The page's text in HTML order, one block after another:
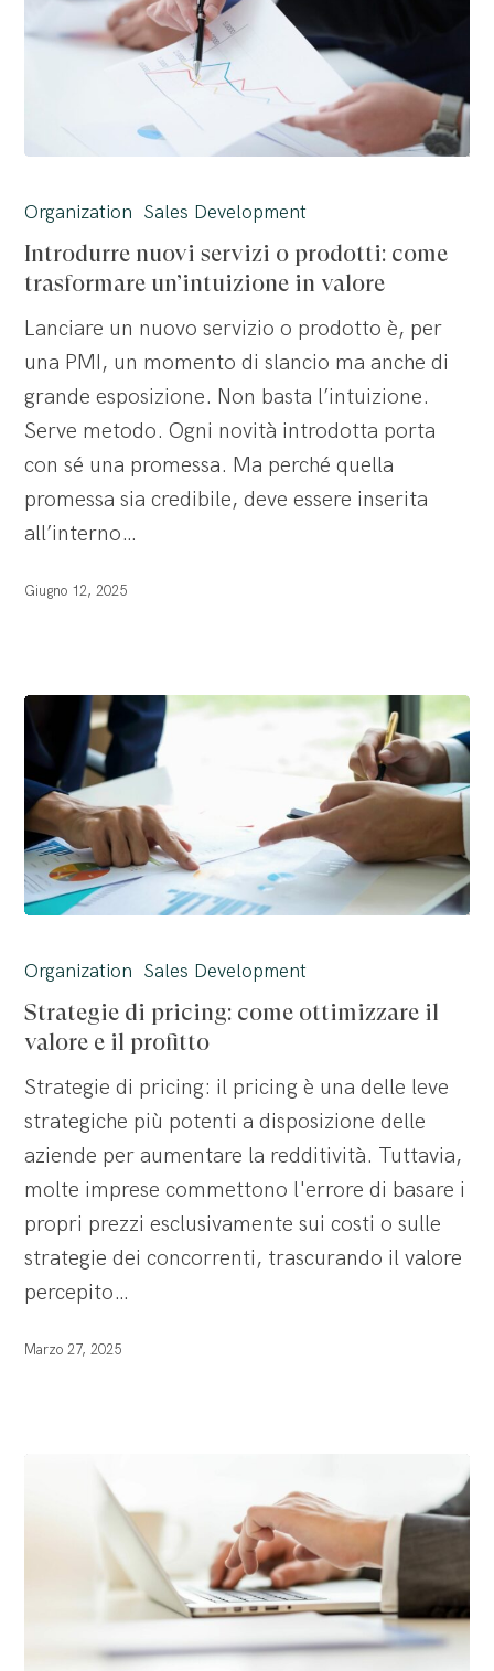
nuovi
servizi
o
come
trasformare
un’intuizione
in
valore
Organization Sales Development
Introdurre nuovi servizi o prodotti: come
trasformare un’intuizione in valore
Lanciare un nuovo servizio o prodotto è, per
una PMI, un momento di slancio ma anche di
grande esposizione. Non basta l’intuizione.
Serve metodo. Ogni novità introdotta porta
con sé una promessa. Ma perché quella
promessa sia credibile, deve essere inserita
all’interno…
Giugno 12, 2025
di
pricing:
come
il
valore
e
il
profitto
Organization Sales Development
Strategie di pricing: come ottimizzare il
valore e il profitto
Strategie di pricing: il pricing è una delle leve
strategiche più potenti a disposizione delle
aziende per aumentare la redditività. Tuttavia,
molte imprese commettono l'errore di basare i
propri prezzi esclusivamente sui costi o sulle
strategie dei concorrenti, trascurando il valore
percepito…
Marzo 27, 2025